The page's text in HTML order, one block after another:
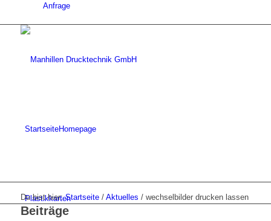
Anfrage
StartseiteHomepage
Plastikkarten
Du bist hier: Startseite / Aktuelles / wechselbilder drucken lassen
Beiträge